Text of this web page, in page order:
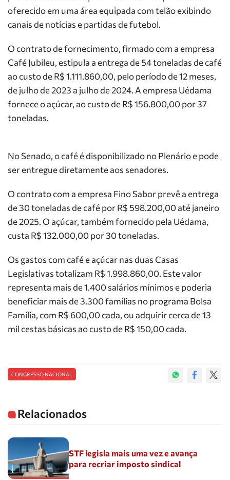
oferecido em uma área equipada com telão exibindo
canais de notícias e partidas de futebol.
O contrato de fornecimento, firmado com a empresa
Café Jubileu, estipula a entrega de 54 toneladas de café
ao custo de R$ 1.111.860,00, pelo período de 12 meses,
de julho de 2023 a julho de 2024. A empresa Uédama
fornece o açúcar, ao custo de R$ 156.800,00 por 37
toneladas.
No Senado, o café é disponibilizado no Plenário e pode
ser entregue diretamente aos senadores.
O contrato com a empresa Fino Sabor prevê a entrega
de 30 toneladas de café por R$ 598.200,00 até janeiro
de 2025. O açúcar, também fornecido pela Uédama,
custa R$ 132.000,00 por 30 toneladas.
Os gastos com café e açúcar nas duas Casas
Legislativas totalizam R$ 1.998.860,00. Este valor
representa mais de 1.400 salários mínimos e poderia
beneficiar mais de 3.300 famílias no programa Bolsa
Família, com R$ 600,00 cada, ou adquirir cerca de 13
mil cestas básicas ao custo de R$ 150,00 cada.
CONGRESSO NACIONAL
Relacionados
STF legisla mais uma vez e avança
para recriar imposto sindical